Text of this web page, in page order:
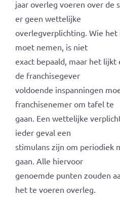
jaar overleg voeren over de
er geen wettelijke
overlegverplichting. Wie
moet nemen, is niet
exact bepaald, maar het lijkt
de franchisegever
voldoende inspanningen
franchisenemer om tafel te
gaan. Een wettelijke
ieder geval een
stimulans zijn om periodiek
gaan. Alle hiervoor
genoemde punten zouden
het te voeren overleg.